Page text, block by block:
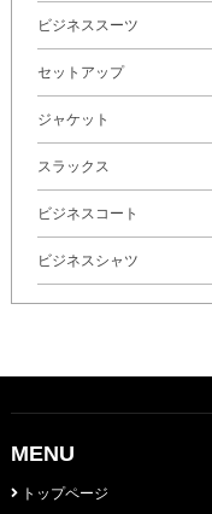
ビジネススーツ
セットアップ
ジャケット
スラックス
ビジネスコート
ビジネスシャツ
MENU
トップページ